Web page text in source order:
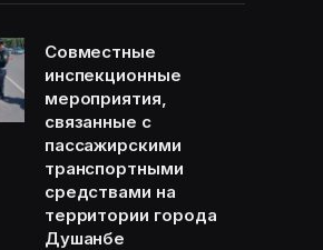
Совместные
инспекционные
мероприятия,
связанные с
пассажирскими
транспортными
средствами на
территории города
Душанбе